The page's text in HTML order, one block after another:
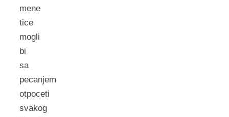
mene
tice
mogli
bi
sa
pecanjem
otpoceti
svakog